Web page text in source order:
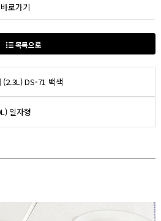
로가기
목록으로
(2.3L) DS-71 백색
일자형